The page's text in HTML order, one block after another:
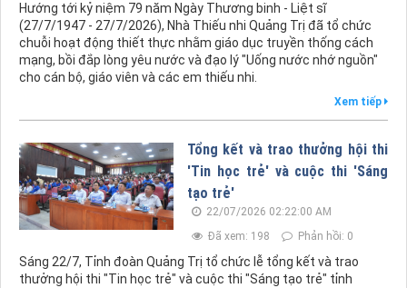
Hướng tới kỷ niệm 79 năm Ngày Thương binh - Liệt sĩ
(27/7/1947 - 27/7/2026), Nhà Thiếu nhi Quảng Trị đã tổ chức
chuỗi hoạt động thiết thực nhằm giáo dục truyền thống cách
mạng, bồi đắp lòng yêu nước và đạo lý "Uống nước nhớ nguồn"
cho cán bộ, giáo viên và các em thiếu nhi.
Xem tiếp
Tổng kết và trao thưởng hội thi
'Tin học trẻ' và cuộc thi 'Sáng
tạo trẻ'
22/07/2026 02:22:00 AM
Đã xem: 198
Phản hồi: 0
Sáng 22/7, Tỉnh đoàn Quảng Trị tổ chức lễ tổng kết và trao
thưởng hội thi "Tin học trẻ" và cuộc thi "Sáng tạo trẻ" tỉnh